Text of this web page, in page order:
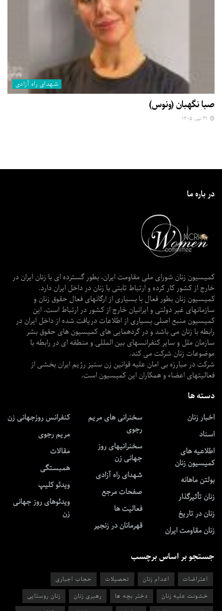
شهدای راه آزادی
صبا نگهبان (ونوس)
در باره ما
کمیسیون زنان شورای ملی مقاومت ایران، بطور گسترده ای با زنان ایران در
خارج از کشور کار کرده و ارتباط ثابتی با زنان در داخل ایران دارد.
کمیسیون زنان بطور فعال با بسیاری از ارگانهای فعال حقوق زنان و
سازمانهای غیر دولتی و ایرانیان خارج از کشور در ارتباط است. این
کمیسیون منبع اصلی بسیاری از اطلاعات دریافت شده از داخل ایران در
رابطه با زنان می باشد و در گردهمایی های کمیسیون های حقوق بشر
سازمان ملل و سایر کنفرانسهای بین المللی و منطقه ای در رابطه با
موضوعات زنان شرکت می کند.
شرکت در مبارزه بی امان علیه قوانین زن ستیز رژیم ایران بخشی از
فعالیتهای اعضاء و همکاران این کمیسیون است.
دسته ها
اخبار زنان
اسناد
اطلاعیه های
کمیسیون زنان
بولتن ماهانه
زنان تأثیرگذار
زنان در تاریخ
زنان مقاومت ایران
سخنرانی های مریم
رجوی
سخنرانیهای روز
جهانی زن
شهدای راه آزادی
صفحات مرجع
فعالیت ها
قهرمانان در زنجیر
کنفرانس روزجهانی زن
مریم رجوی
مقالات
همبستگی
ویدئو کلیپ
ویدئوهای روز جهانی
زن
جستجو بر اساس برچسب
اعتراضات اعدام زنان تحصیلات
حجاب اجباری
خشونت علیه زنان
دختر بچه ها رهبری زنان
زنان روستایی